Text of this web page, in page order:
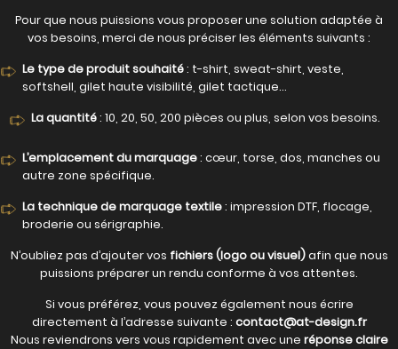
Pour que nous puissions vous proposer une solution adaptée à
vos besoins, merci de nous préciser les éléments suivants :
Le type de produit souhaité: t-shirt, sweat-shirt, veste,
softshell, gilet haute visibilité, gilet tactique…
La quantité: 10, 20, 50, 200 pièces ou plus, selon vos besoins.
L’emplacement du marquage: cœur, torse, dos, manches ou
autre zone spécifique.
La technique de marquage textile: impression DTF, flocage,
broderie ou sérigraphie.
N’oubliez pas d’ajouter vos fichiers (logo ou visuel)afin que nous
puissions préparer un rendu conforme à vos attentes.
Si vous préférez, vous pouvez également nous écrire
directement à l’adresse suivante : contact@at-design.fr
Nous reviendrons vers vous rapidement avec une réponse claire